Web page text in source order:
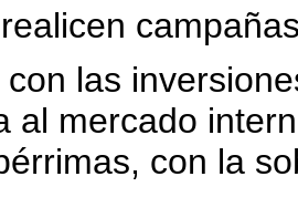
las
al mercado
con la